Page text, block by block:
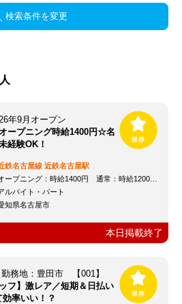
検索条件を変更
年9月オープン
ープニング時給1400円☆名
経験OK！
鉄名古屋線 近鉄名古屋駅
ープニング：時給1400円 通常：時給1200円～＋交通費全額支給
ルバイト・パート
知県名古屋市
本日掲載終了
務地：豊田市 【001】
フ】激レア／短期＆日払い
率いい！？